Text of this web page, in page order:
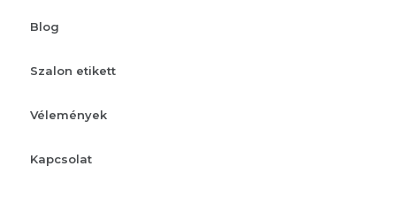
Blog
Szalon etikett
Vélemények
Kapcsolat